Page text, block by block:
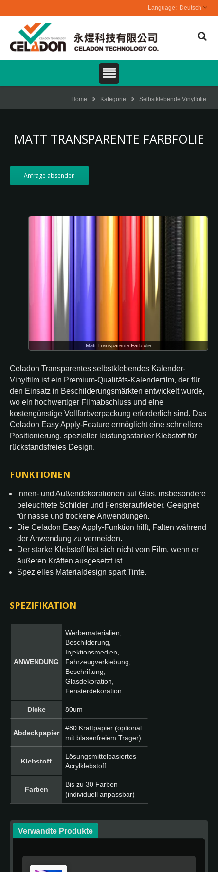
Deutsch
Home Kategorie Selbstklebende Vinylfolie
MATT TRANSPARENTE FARBFOLIE
Anfrage absenden
Matt Transparente Farbfolie
Celadon Transparentes selbstklebendes Kalender-
Vinylfilm ist ein Premium-Qualitäts-Kalenderfilm, der für
den Einsatz in Beschilderungsmärkten entwickelt wurde,
wo ein hochwertiger Filmabschluss und eine
kostengünstige Vollfarbverpackung erforderlich sind. Das
Celadon Easy Apply-Feature ermöglicht eine schnellere
Positionierung, spezieller leistungsstarker Klebstoff für
rückstandsfreies Design.
FUNKTIONEN
Innen- und Außendekorationen auf Glas, insbesondere
beleuchtete Schilder und Fensteraufkleber. Geeignet
für nasse und trockene Anwendungen.
Die Celadon Easy Apply-Funktion hilft, Falten während
der Anwendung zu vermeiden.
Der starke Klebstoff löst sich nicht vom Film, wenn er
äußeren Kräften ausgesetzt ist.
Spezielles Materialdesign spart Tinte.
SPEZIFIKATION
ANWENDUNG
Werbematerialien,
Beschilderung,
Injektionsmedien,
Fahrzeugverklebung,
Beschriftung,
Glasdekoration,
Fensterdekoration
Dicke 80um
Abdeckpapier
#80 Kraftpapier (optional
mit blasenfreiem Träger)
Klebstoff
Lösungsmittelbasiertes
Acrylklebstoff
Farben
Bis zu 30 Farben
(individuell anpassbar)
Verwandte Produkte